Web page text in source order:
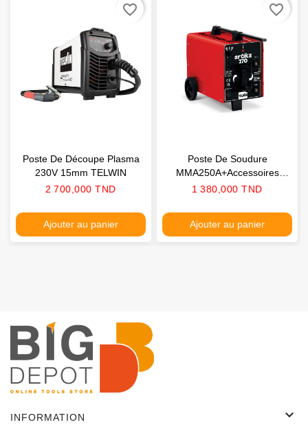
Poste De Découpe Plasma
230V 15mm TELWIN
Prix
2 700,000 TND
Ajouter au panier
favorite_border
Poste De Soudure
MMA250A+accessoires
TELWIN
Prix
1 380,000 TND
Ajouter au panier
favorite_border
INFORMATION
